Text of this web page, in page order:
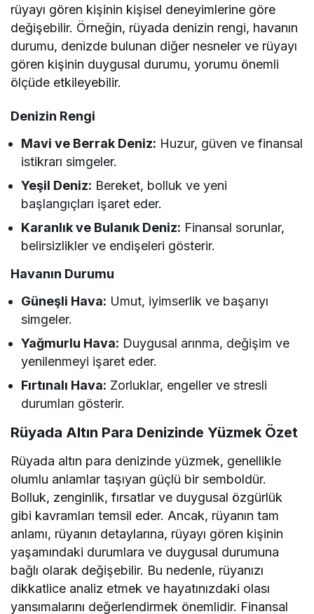
rüyayı gören kişinin kişisel deneyimlerine göre
değişebilir. Örneğin, rüyada denizin rengi, havanın
durumu, denizde bulunan diğer nesneler ve rüyayı
gören kişinin duygusal durumu, yorumu önemli
ölçüde etkileyebilir.
Denizin Rengi
Mavi ve Berrak Deniz: Huzur, güven ve finansal
istikrarı simgeler.
Yeşil Deniz: Bereket, bolluk ve yeni
başlangıçları işaret eder.
Karanlık ve Bulanık Deniz: Finansal sorunlar,
belirsizlikler ve endişeleri gösterir.
Havanın Durumu
Güneşli Hava: Umut, iyimserlik ve başarıyı
simgeler.
Yağmurlu Hava: Duygusal arınma, değişim ve
yenilenmeyi işaret eder.
Fırtınalı Hava: Zorluklar, engeller ve stresli
durumları gösterir.
Rüyada Altın Para Denizinde Yüzmek Özet
Rüyada altın para denizinde yüzmek, genellikle
olumlu anlamlar taşıyan güçlü bir semboldür.
Bolluk, zenginlik, fırsatlar ve duygusal özgürlük
gibi kavramları temsil eder. Ancak, rüyanın tam
anlamı, rüyanın detaylarına, rüyayı gören kişinin
yaşamındaki durumlara ve duygusal durumuna
bağlı olarak değişebilir. Bu nedenle, rüyanızı
dikkatlice analiz etmek ve hayatınızdaki olası
yansımalarını değerlendirmek önemlidir. Finansal